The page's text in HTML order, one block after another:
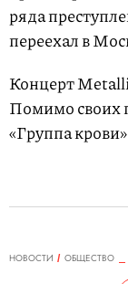
ряда
переехал в
Концерт
Помимо своих
«Группа
НОВОСТИ
ОБЩЕСТВО